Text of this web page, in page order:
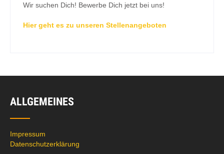
Wir suchen Dich! Bewerbe Dich jetzt bei uns!
Hier geht es zu unseren Stellenangeboten
ALLGEMEINES
Impressum
Datenschutzerklärung